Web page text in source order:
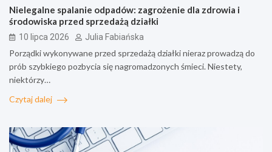
Nielegalne spalanie odpadów: zagrożenie dla zdrowia i
środowiska przed sprzedażą działki
10 lipca 2026 Julia Fabiańska
Porządki wykonywane przed sprzedażą działki nieraz prowadzą do
prób szybkiego pozbycia się nagromadzonych śmieci. Niestety,
niektórzy…
Czytaj dalej